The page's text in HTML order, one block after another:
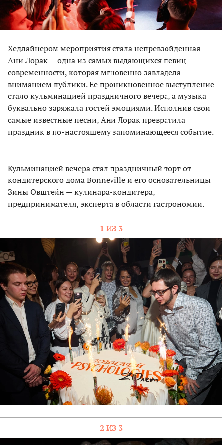
Хедлайнером мероприятия стала непревзойденная
Ани Лорак — одна из самых выдающихся певиц
современности, которая мгновенно завладела
вниманием публики. Ее проникновенное выступление
стало кульминацией праздничного вечера, а музыка
буквально заряжала гостей эмоциями. Исполнив свои
самые известные песни, Ани Лорак превратила
праздник в по-настоящему запоминающееся событие.
Кульминацией вечера стал праздничный торт от
кондитерского дома Bonneville и его основательницы
Зины Овштейн — кулинара-кондитера,
предпринимателя, эксперта в области гастрономии.
1 ИЗ 3
2 ИЗ 3